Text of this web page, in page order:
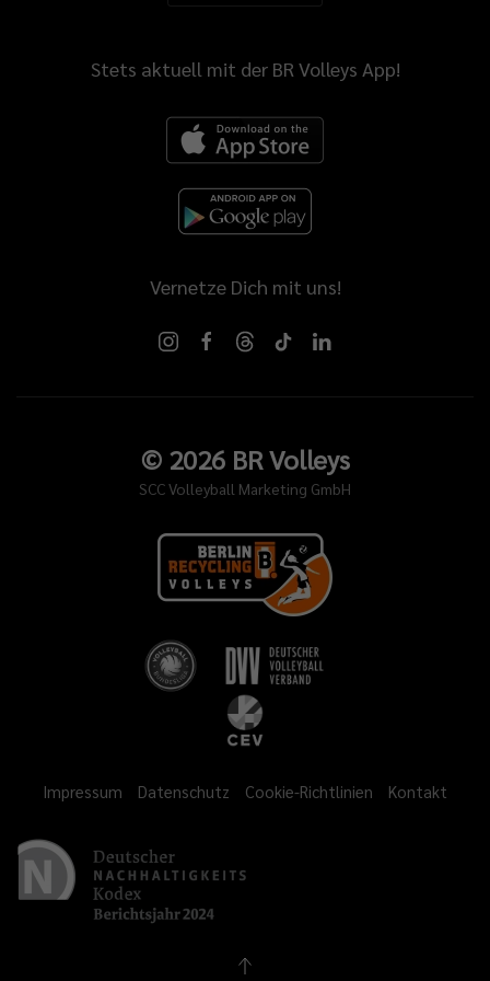
Stets aktuell mit der BR Volleys App!
Vernetze Dich mit uns!
© 2026BR Volleys
SCC Volleyball Marketing GmbH
Impressum Datenschutz Cookie-Richtlinien Kontakt